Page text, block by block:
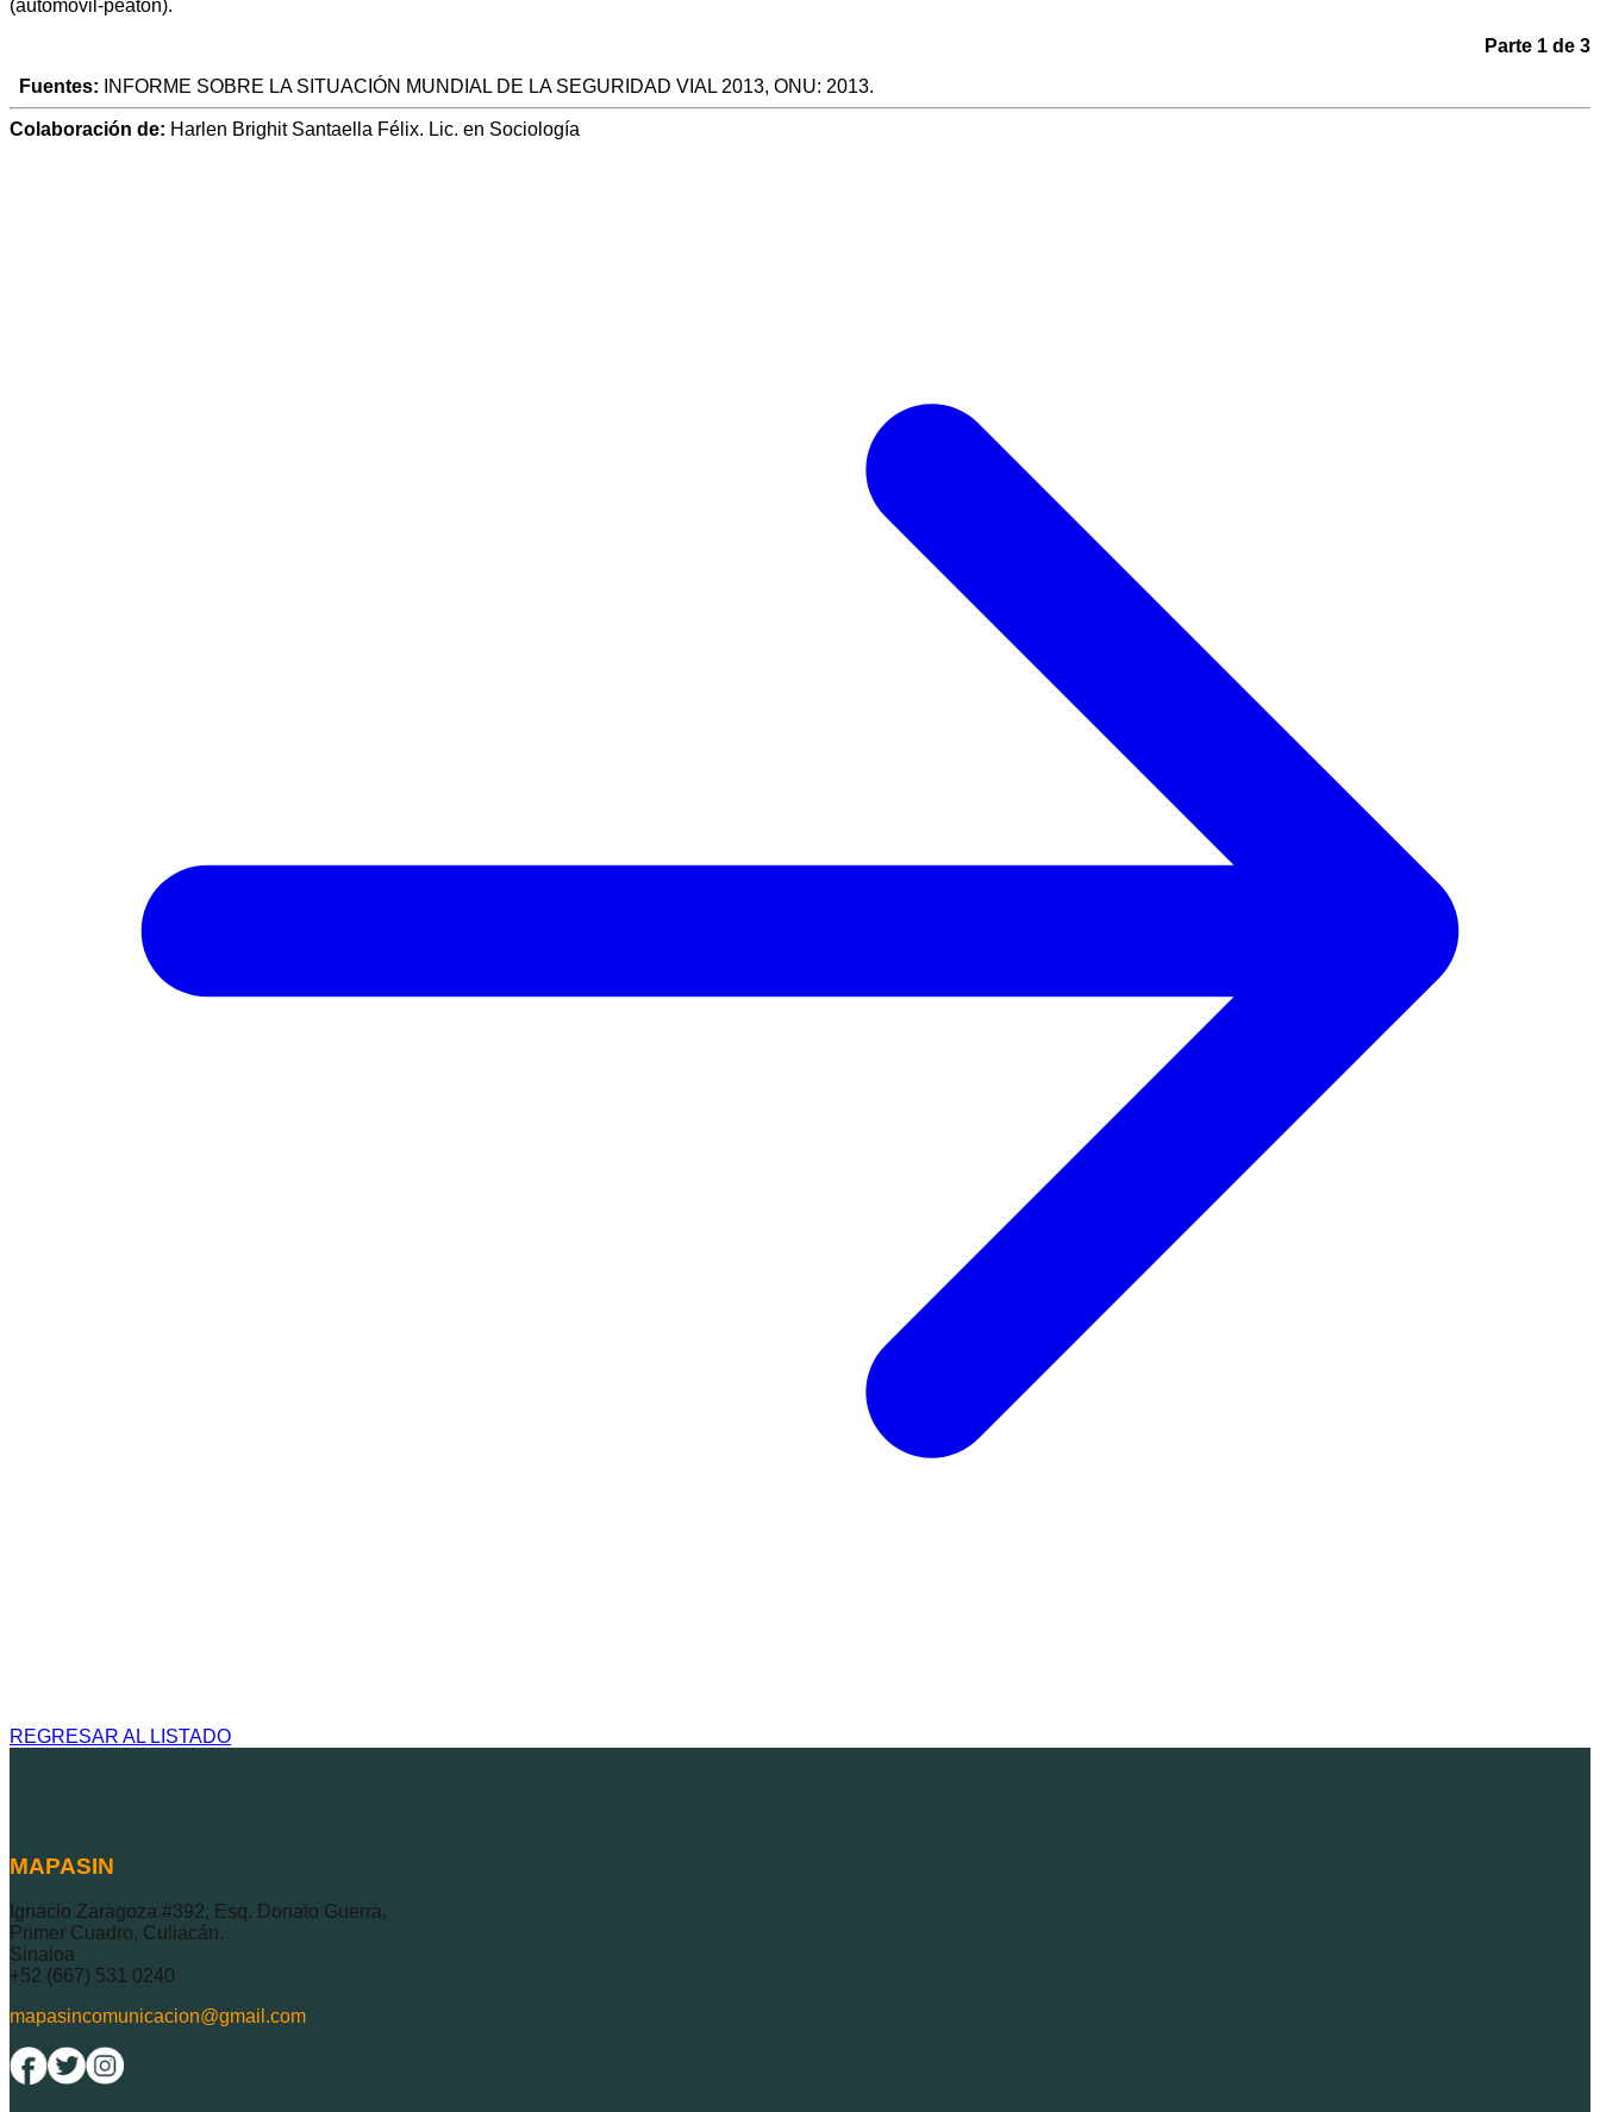
(automóvil-peatón).
Parte 1 de 3
Fuentes:
NFORME SOBRE LA SITUACIÓN MUNDIAL DE LA SEGURIDAD VIAL 2013, ONU: 2013.
Colaboración de: Harlen Brighit Santaella Félix. Lic. en Sociología
REGRESAR AL LISTADO
MAPASIN
Ignacio Zaragoza #392, Esq. Donato Guerra,
Primer Cuadro, Culiacán.
Sinaloa
+52 (667) 531 0240
mapasincomunicacion@gmail.com